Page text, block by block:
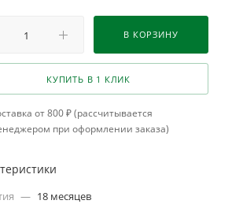
В КОРЗИНУ
КУПИТЬ В 1 КЛИК
от 800 ₽ (рассчитывается
при оформлении заказа)
— 18 месяцев